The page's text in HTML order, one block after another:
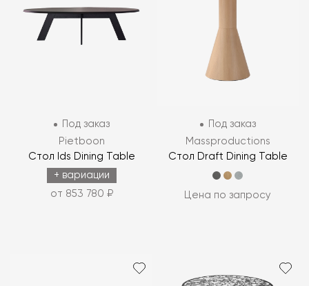
Под заказ
Pietboon
Стол Ids Dining Table
+ вариации
от 853 780 ₽
Под заказ
Massproductions
Стол Draft Dining Table
Цена по запросу